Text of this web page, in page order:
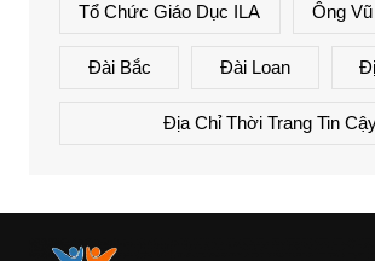
Tổ Chức Giáo Dục ILA Ông
Đài Bắc Đài Loan
Địa Chỉ Thời Trang Tin